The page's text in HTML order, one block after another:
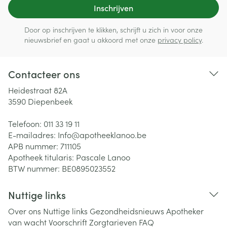
Inschrijven
Door op inschrijven te klikken, schrijft u zich in voor onze
nieuwsbrief en gaat u akkoord met onze privacy policy.
Contacteer ons
Heidestraat 82A
3590 Diepenbeek
Telefoon: 011 33 19 11
E-mailadres: Info@apotheeklanoo.be
APB nummer: 711105
Apotheek titularis: Pascale Lanoo
BTW nummer: BE0895023552
Nuttige links
Over ons Nuttige links Gezondheidsnieuws Apotheker
van wachtVoorschriftZorgtarieven FAQ